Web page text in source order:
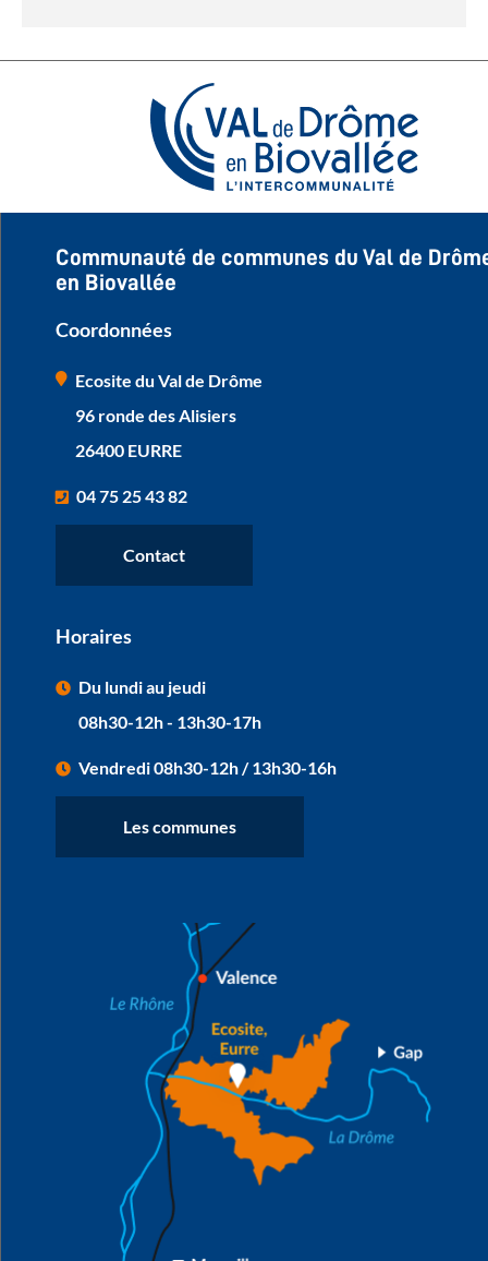
Communauté de communes du Val de
en Biovallée
Coordonnées
Ecosite du Val de Drôme
96 ronde des Alisiers
26400 EURRE
04 75 25 43 82
Contact
Horaires
Du lundi au jeudi
08h30-12h - 13h30-17h
Vendredi 08h30-12h / 13h30-16h
Les communes